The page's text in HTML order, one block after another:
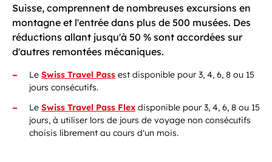
Suisse, comprennent de nombreuses excursions en
montagne et l'entrée dans plus de 500 musées. Des
réductions allant jusqu'à 50 % sont accordées sur
d'autres remontées mécaniques.
Le Swiss Travel Pass est disponible pour 3, 4, 6, 8 ou 15
jours consécutifs.
Le Swiss Travel Pass Flex disponible pour 3, 4, 6, 8 ou 15
jours, à utiliser lors de jours de voyage non consécutifs
choisis librement au cours d'un mois.